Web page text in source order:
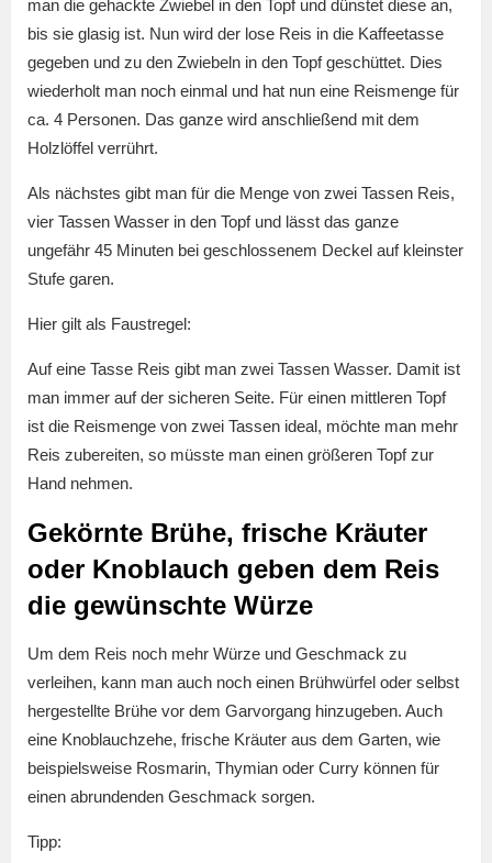
man die gehackte Zwiebel in den Topf und dünstet diese an,
bis sie glasig ist. Nun wird der lose Reis in die Kaffeetasse
gegeben und zu den Zwiebeln in den Topf geschüttet. Dies
wiederholt man noch einmal und hat nun eine Reismenge für
ca. 4 Personen. Das ganze wird anschließend mit dem
Holzlöffel verrührt.
Als nächstes gibt man für die Menge von zwei Tassen Reis,
vier Tassen Wasser in den Topf und lässt das ganze
ungefähr 45 Minuten bei geschlossenem Deckel auf kleinster
Stufe garen.
Hier gilt als Faustregel:
Auf eine Tasse Reis gibt man zwei Tassen Wasser. Damit ist
man immer auf der sicheren Seite. Für einen mittleren Topf
ist die Reismenge von zwei Tassen ideal, möchte man mehr
Reis zubereiten, so müsste man einen größeren Topf zur
Hand nehmen.
Gekörnte Brühe, frische Kräuter
oder Knoblauch geben dem Reis
die gewünschte Würze
Um dem Reis noch mehr Würze und Geschmack zu
verleihen, kann man auch noch einen Brühwürfel oder selbst
hergestellte Brühe vor dem Garvorgang hinzugeben. Auch
eine Knoblauchzehe, frische Kräuter aus dem Garten, wie
beispielsweise Rosmarin, Thymian oder Curry können für
einen abrundenden Geschmack sorgen.
Tipp: